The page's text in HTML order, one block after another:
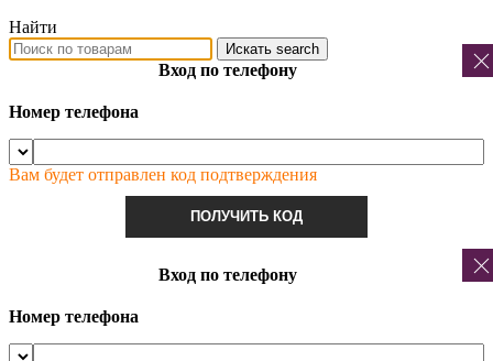
Найти
Искать search
Вход по телефону
Номер телефона
Вам будет отправлен код подтверждения
ПОЛУЧИТЬ КОД
Вход по телефону
Номер телефона